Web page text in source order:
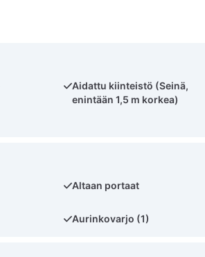
Aidattu kiinteistö (Seinä,
enintään 1,5 m korkea)
Altaan portaat
Aurinkovarjo (1)